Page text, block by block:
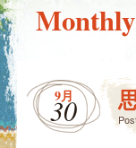
9月
30